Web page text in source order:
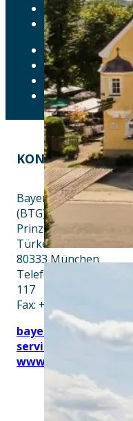
AKTUELLES
DOWNLOADS
DATENSCHUTZ
IMPRESSUM
LEICHTE SPRACHE
ERKLÄRUNG
KONTAKT
Bayern Tourist Gmbh
(BTG)
Prinz-Ludwig-Palais
Türkenstraße 7
80333 München
Telefon: +49 89 28760-
117
Fax: +49 89 28760-121
service.de
www.btg-service.de